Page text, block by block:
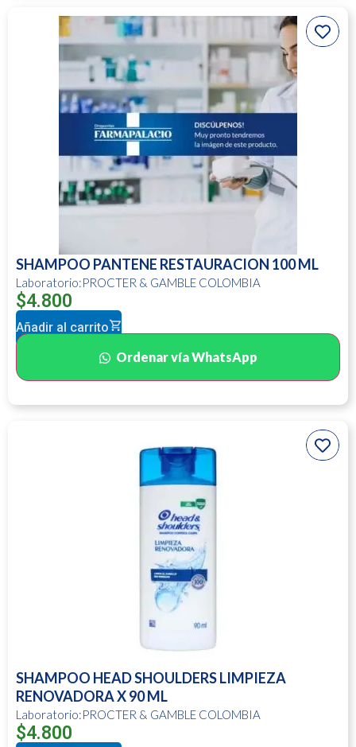
SHAMPOO PANTENE RESTAURACION 100 ML
Laboratorio:PROCTER & GAMBLE COLOMBIA
$4.800
Añadir al carrito
Ordenar vía WhatsApp
SHAMPOO HEAD SHOULDERS LIMPIEZA
RENOVADORA X 90 ML
Laboratorio:PROCTER & GAMBLE COLOMBIA
$4.800